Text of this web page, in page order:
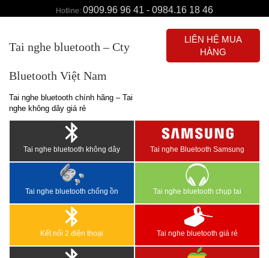
Hotline: 0909.96 96 41 - 0984.16 18 46
Tai nghe bluetooth – Cty
Bluetooth Việt Nam
Tai nghe bluetooth chính hãng – Tai
nghe không dây giá rẻ
LIÊN HỆ MUA
HÀNG
Tai nghe bluetooth không dây Tai nghe Bluetooth Samsung
Tai nghe bluetooth chống ồn Tai nghe bluetooth chụp tai
Kết nối 2 điện thoại Tai nghe bluetooth giá rẻ